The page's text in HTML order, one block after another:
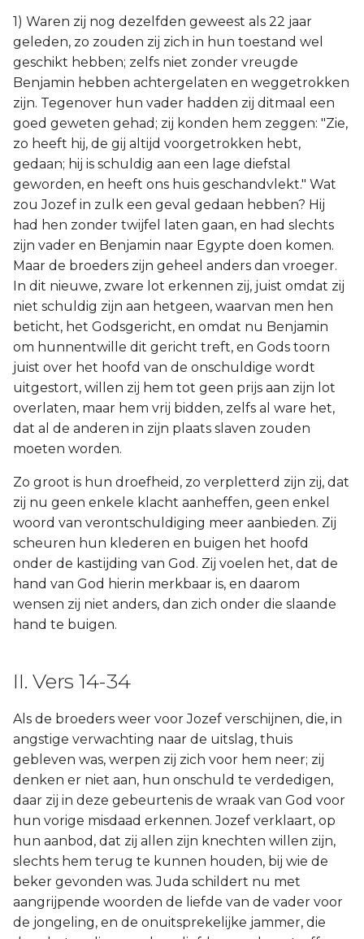
1) Waren zij nog dezelfden geweest als 22 jaar
geleden, zo zouden zij zich in hun toestand wel
geschikt hebben; zelfs niet zonder vreugde
Benjamin hebben achtergelaten en weggetrokken
zijn. Tegenover hun vader hadden zij ditmaal een
goed geweten gehad; zij konden hem zeggen: "Zie,
zo heeft hij, de gij altijd voorgetrokken hebt,
gedaan; hij is schuldig aan een lage diefstal
geworden, en heeft ons huis geschandvlekt." Wat
zou Jozef in zulk een geval gedaan hebben? Hij
had hen zonder twijfel laten gaan, en had slechts
zijn vader en Benjamin naar Egypte doen komen.
Maar de broeders zijn geheel anders dan vroeger.
In dit nieuwe, zware lot erkennen zij, juist omdat zij
niet schuldig zijn aan hetgeen, waarvan men hen
beticht, het Godsgericht, en omdat nu Benjamin
om hunnentwille dit gericht treft, en Gods toorn
juist over het hoofd van de onschuldige wordt
uitgestort, willen zij hem tot geen prijs aan zijn lot
overlaten, maar hem vrij bidden, zelfs al ware het,
dat al de anderen in zijn plaats slaven zouden
moeten worden.
Zo groot is hun droefheid, zo verpletterd zijn zij, dat
zij nu geen enkele klacht aanheffen, geen enkel
woord van verontschuldiging meer aanbieden. Zij
scheuren hun klederen en buigen het hoofd
onder de kastijding van God. Zij voelen het, dat de
hand van God hierin merkbaar is, en daarom
wensen zij niet anders, dan zich onder die slaande
hand te buigen.
II. Vers 14-34
Als de broeders weer voor Jozef verschijnen, die, in
angstige verwachting naar de uitslag, thuis
gebleven was, werpen zij zich voor hem neer; zij
denken er niet aan, hun onschuld te verdedigen,
daar zij in deze gebeurtenis de wraak van God voor
hun vorige misdaad erkennen. Jozef verklaart, op
hun aanbod, dat zij allen zijn knechten willen zijn,
slechts hem terug te kunnen houden, bij wie de
beker gevonden was. Juda schildert nu met
aangrijpende woorden de liefde van de vader voor
de jongeling, en de onuitsprekelijke jammer, die